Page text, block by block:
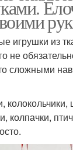
игрушки из
не
сложными
колокольчики,
колпачки,